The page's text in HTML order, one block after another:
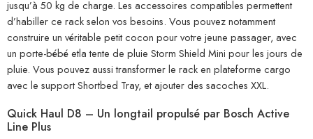
jusqu’à 50 kg de charge. Les accessoires compatibles permettent
d’habiller ce rack selon vos besoins. Vous pouvez notamment
construire un véritable petit cocon pour votre jeune passager, avec
un porte-bébé etla tente de pluie Storm Shield Mini pour les jours de
pluie. Vous pouvez aussi transformer le rack en plateforme cargo
avec le support Shortbed Tray, et ajouter des sacoches XXL.
Quick Haul D8 – Un longtail propulsé par Bosch Active
Line Plus